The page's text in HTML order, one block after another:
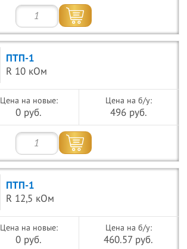
ПТП-1
R 10 кОм
Цена на новые:
0 руб.
Цена на б/у:
496 руб.
ПТП-1
R 12,5 кОм
Цена на новые:
0 руб.
Цена на б/у:
460.57 руб.